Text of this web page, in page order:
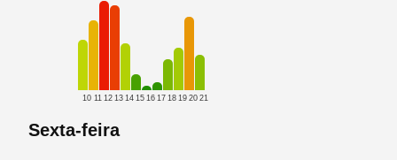
10 11 12 13 14 15 16 17 18 19 20 21
Sexta-feira